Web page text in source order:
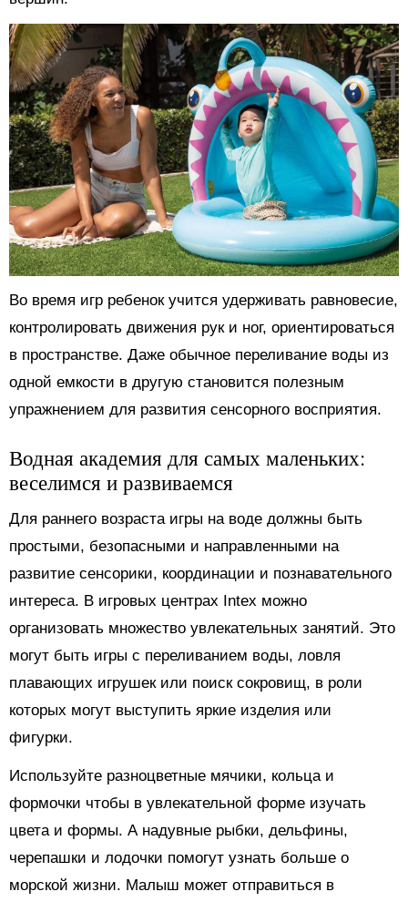
Во время игр ребенок учится удерживать равновесие,
контролировать движения рук и ног, ориентироваться
в пространстве. Даже обычное переливание воды из
одной емкости в другую становится полезным
упражнением для развития сенсорного восприятия.
Водная академия для самых маленьких:
веселимся и развиваемся
Для раннего возраста игры на воде должны быть
простыми, безопасными и направленными на
развитие сенсорики, координации и познавательного
интереса. В игровых центрах Intex можно
организовать множество увлекательных занятий. Это
могут быть игры с переливанием воды, ловля
плавающих игрушек или поиск сокровищ, в роли
которых могут выступить яркие изделия или
фигурки.
Используйте разноцветные мячики, кольца и
формочки чтобы в увлекательной форме изучать
цвета и формы. А надувные рыбки, дельфины,
черепашки и лодочки помогут узнать больше о
морской жизни. Малыш может отправиться в